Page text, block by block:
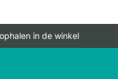
in de winkel